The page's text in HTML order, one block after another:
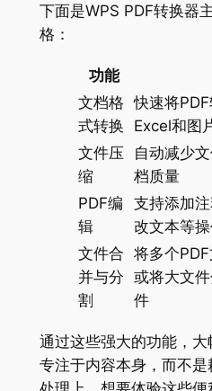
下面是WPS PDF转换器
格：
功能
文档格
式转换
快速将PDF
Excel和图
文件压
缩
自动减少
档质量
PDF编
辑
支持添加
改文本等
文件合
并与分
割
将多个
或将大文
件
通过这些强大的功能，
专注于内容本身，而不